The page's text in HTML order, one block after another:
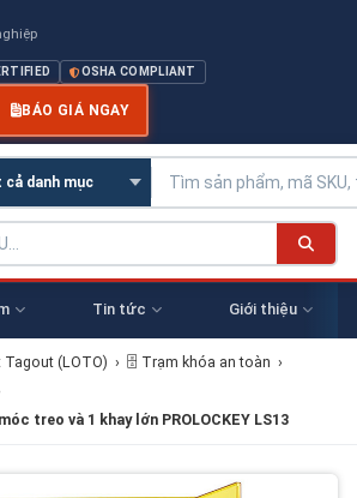
OSHA COMPLIANT
BÁO GIÁ NGAY
Tin tức Giới thiệu
Tagout (LOTO) › 🗄 Trạm khóa an toàn ›
treo và 1 khay lớn PROLOCKEY LS13